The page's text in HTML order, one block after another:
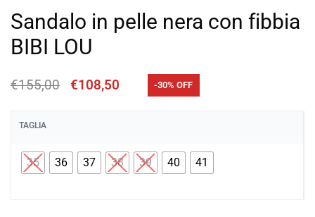
Sandalo in pelle nera con fibbia
BIBI LOU
€155,00 €108,50 -30% OFF
TAGLIA
35 36 37 38 39 40 41